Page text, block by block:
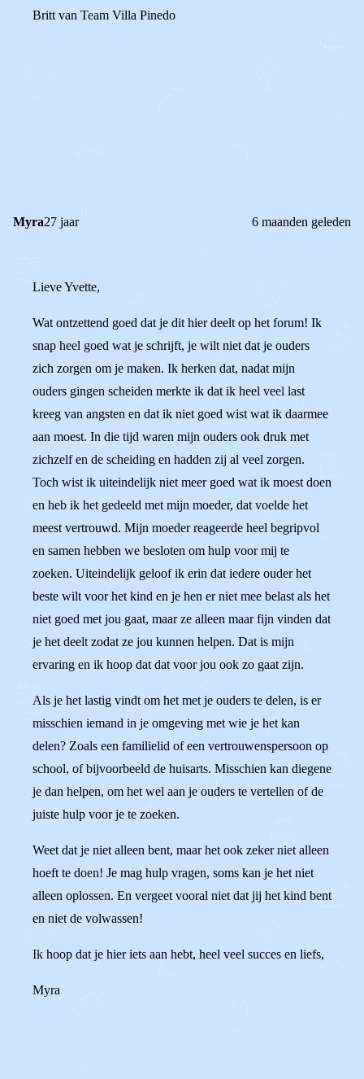
Britt van Team Villa Pinedo
Myra27 jaar 6 maanden geleden
Lieve Yvette,
Wat ontzettend goed dat je dit hier deelt op het forum! Ik
snap heel goed wat je schrijft, je wilt niet dat je ouders
zich zorgen om je maken. Ik herken dat, nadat mijn
ouders gingen scheiden merkte ik dat ik heel veel last
kreeg van angsten en dat ik niet goed wist wat ik daarmee
aan moest. In die tijd waren mijn ouders ook druk met
zichzelf en de scheiding en hadden zij al veel zorgen.
Toch wist ik uiteindelijk niet meer goed wat ik moest doen
en heb ik het gedeeld met mijn moeder, dat voelde het
meest vertrouwd. Mijn moeder reageerde heel begripvol
en samen hebben we besloten om hulp voor mij te
zoeken. Uiteindelijk geloof ik erin dat iedere ouder het
beste wilt voor het kind en je hen er niet mee belast als het
niet goed met jou gaat, maar ze alleen maar fijn vinden dat
je het deelt zodat ze jou kunnen helpen. Dat is mijn
ervaring en ik hoop dat dat voor jou ook zo gaat zijn.
Als je het lastig vindt om het met je ouders te delen, is er
misschien iemand in je omgeving met wie je het kan
delen? Zoals een familielid of een vertrouwenspersoon op
school, of bijvoorbeeld de huisarts. Misschien kan diegene
je dan helpen, om het wel aan je ouders te vertellen of de
juiste hulp voor je te zoeken.
Weet dat je niet alleen bent, maar het ook zeker niet alleen
hoeft te doen! Je mag hulp vragen, soms kan je het niet
alleen oplossen. En vergeet vooral niet dat jij het kind bent
en niet de volwassen!
Ik hoop dat je hier iets aan hebt, heel veel succes en liefs,
Myra